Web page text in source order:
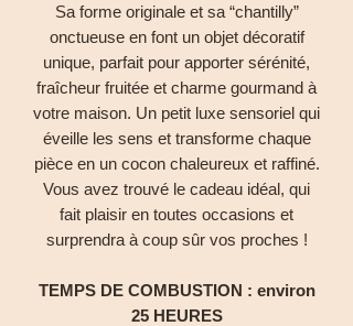
Sa forme originale et sa “chantilly”
onctueuse en font un objet décoratif
unique, parfait pour apporter sérénité,
fraîcheur fruitée et charme gourmand à
votre maison. Un petit luxe sensoriel qui
éveille les sens et transforme chaque
pièce en un cocon chaleureux et raffiné.
Vous avez trouvé le cadeau idéal, qui
fait plaisir en toutes occasions et
surprendra à coup sûr vos proches !
TEMPS DE COMBUSTION : environ
25 HEURES